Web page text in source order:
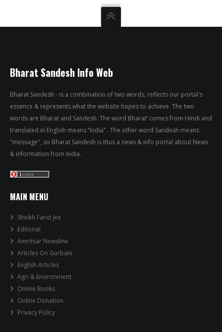
Bharat Sandesh Info Web
Bharat Sandesh - is a combination of two words, reflects our portal's
essence & represents what the website hopes to achieve. The two
words are Bharat and Sandesh. The word Bharat’ comes from Hindi and
translated in English means “India” . The other word Sandesh means
"message", so Bharat Sandesh is thus a news & info portal about News
& information from India.
MAIN MENU
Sheikh Farid Jee
Editorial
Amritsar Newsline
Articles On Gurbani
English Articles
Agri & Environment
Online Books
Online Donation
Privacy Policy